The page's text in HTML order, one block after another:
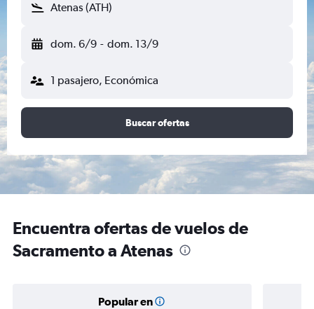
Atenas (ATH)
dom. 6/9 - dom. 13/9
1 pasajero, Económica
Buscar ofertas
Encuentra ofertas de vuelos de
Sacramento a Atenas
Popular en